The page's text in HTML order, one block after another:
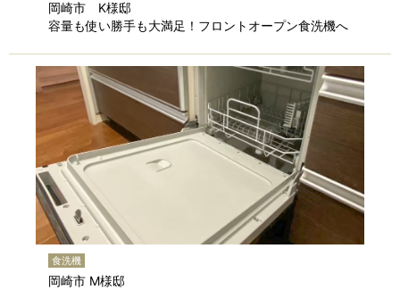
岡崎市 K様邸
容量も使い勝手も大満足！フロントオープン食洗機へ
食洗機
岡崎市 M様邸